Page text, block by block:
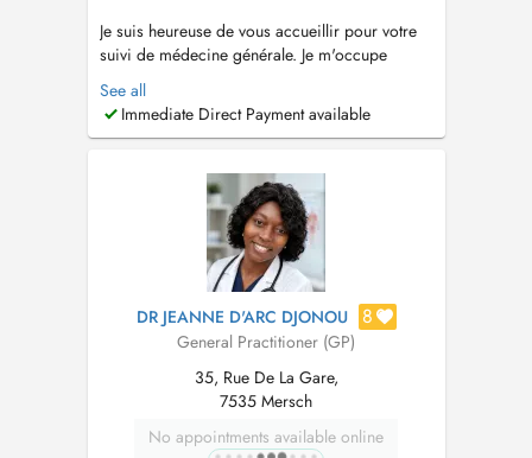
Je suis heureuse de vous accueillir pour votre
suivi de médecine générale. Je m'occupe
également de la santé des enfants dès la
naissance jusqu'à l'âge adulte, y compris les
vaccins. Ainsi que de la santé de la femme (
également des échographies abdomin...
See all
Immediate Direct Payment available
DR JEANNE D'ARC DJONOU 8
General Practitioner (GP)
35, Rue De La Gare,
7535 Mersch
No appointments available online